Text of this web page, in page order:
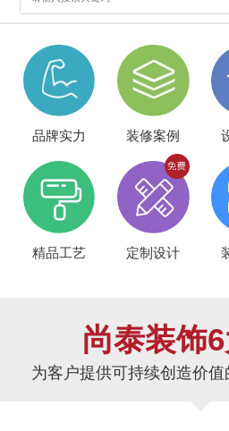
品牌实力 装修案例
精品工艺 定制设计
尚泰装饰
为客户提供可持续创造价